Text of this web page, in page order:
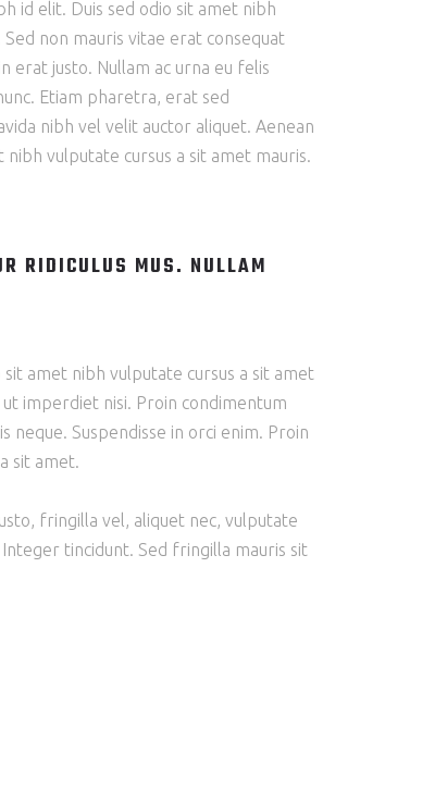
id elit. Duis sed odio sit amet nibh
non mauris vitae erat consequat
erat justo. Nullam ac urna eu felis
Etiam pharetra, erat sed
nibh vel velit auctor aliquet. Aenean
vulputate cursus a sit amet mauris.
RIDICULUS MUS. NULLAM
amet nibh vulputate cursus a sit amet
imperdiet nisi. Proin condimentum
Suspendisse in orci enim. Proin
sit amet.
fringilla vel, aliquet nec, vulputate
tincidunt. Sed fringilla mauris sit